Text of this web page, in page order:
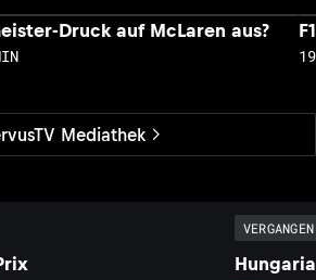
Mediathek
Druck auf McLaren aus?
VERGANGEN